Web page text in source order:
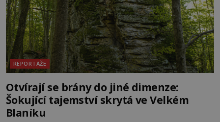
REPORTÁŽE
Otvírají se brány do jiné dimenze:
Šokující tajemství skrytá ve Velkém
Blaníku